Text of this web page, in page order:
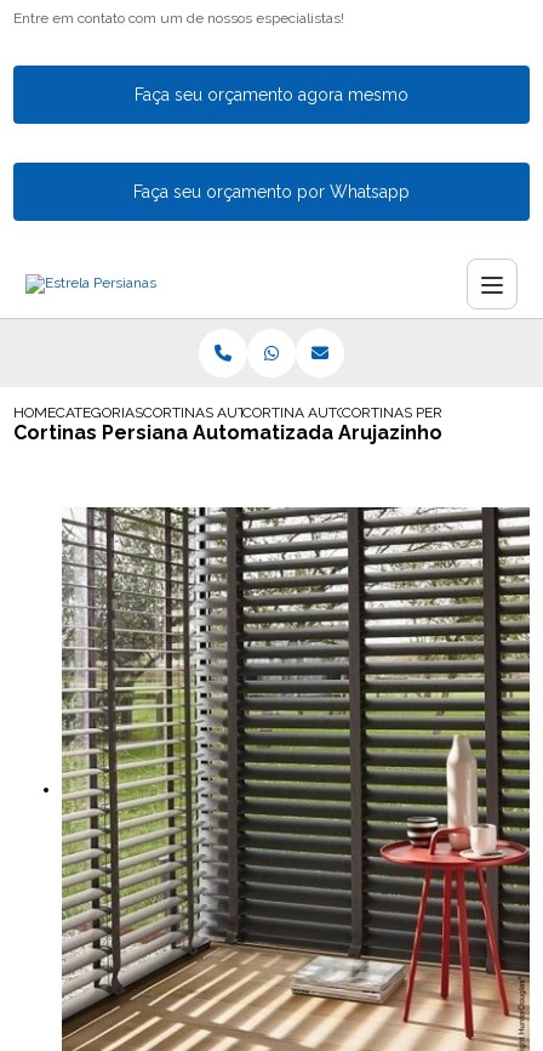
Entre em contato com um de nossos especialistas!
Faça seu orçamento agora mesmo
Faça seu orçamento por Whatsapp
HOMECATEGORIASCORTINAS AUTOMATICASCORTINA AUTOMATICA PARA VARANDA
CORTINAS PERSIANA
Cortinas Persiana Automatizada Arujazinho